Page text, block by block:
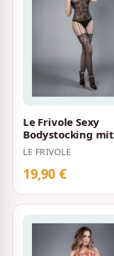
Le Frivole Sexy
Bodystocking mit
schwarzer
Spitzenoptik
LE FRIVOLE
19,90 €